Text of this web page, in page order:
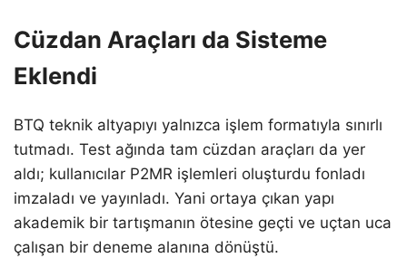
Cüzdan Araçları da Sisteme
Eklendi
BTQ teknik altyapıyı yalnızca işlem formatıyla sınırlı
tutmadı. Test ağında tam cüzdan araçları da yer
aldı; kullanıcılar P2MR işlemleri oluşturdu fonladı
imzaladı ve yayınladı. Yani ortaya çıkan yapı
akademik bir tartışmanın ötesine geçti ve uçtan uca
çalışan bir deneme alanına dönüştü.